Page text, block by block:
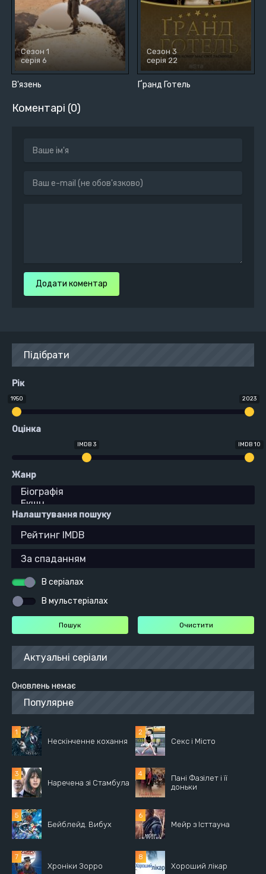
В'язень
Сезон 1
серія 6
Ґранд Готель
Сезон 3
серія 22
Коментарі (0)
Додати коментар
Підібрати
Рік
1950 2023
Оцінка
IMDB 3 IMDB 10
Жанр
Налаштування пошуку
В серіалах
В мульстеріалах
Актуальні серіали
Оновлень немає
Популярне
Нескінченне кохання Секс і Місто
Наречена зі Стамбула
Пані Фазілет і її
доньки
Бейблейд. Вибух Мейр з Істтауна
Хроніки Зорро Хороший лікар